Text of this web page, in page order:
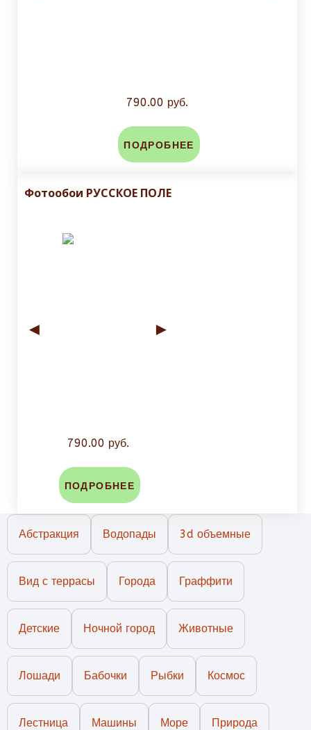
790.00 руб.
ПОДРОБНЕЕ
Фотообои РУССКОЕ ПОЛЕ
◄ ►
790.00 руб.
ПОДРОБНЕЕ
Абстракция Водопады 3d объемные
Вид с террасы Города Граффити
Детские Ночной город Животные
Лошади Бабочки Рыбки Космос
Лестница Машины Море Природа